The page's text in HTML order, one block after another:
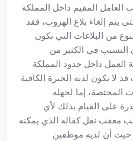
المقيم داخل المملكة
يتم إلغاء بلاغ الهروب، فقد
من البلاغات التي تكون
التسبب في الكثير من
العمل داخل حدود المملكة
يكون لديه الخبرة الكافية
المختصة، إما لجهله
على القيام بذلك لأي
معقب نقل كفاله الذي يمكنه
حيث أن لديه موظفين